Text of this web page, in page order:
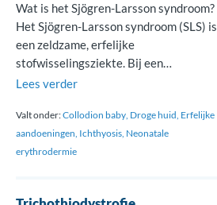
Wat is het Sjögren-Larsson syndroom?
Het Sjögren-Larsson syndroom (SLS) is
een zeldzame, erfelijke
stofwisselingsziekte. Bij een
stofwisselingsziekte gaat het omzetten
niet goed. Kinderen met SLS hebben een
combinatie van vertraagde
ontwikkeling, een typische schilferende
Lees verder
Valt onder:Collodion baby Droge huid Erfelijke
aandoeningen Ichthyosis Neonatale
erythrodermie